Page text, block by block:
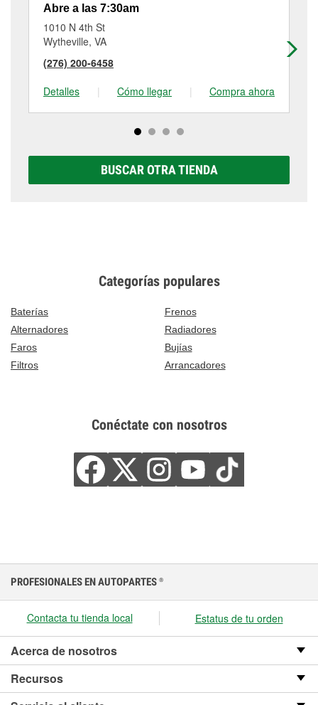
Abre a las 7:30am
1010 N 4th St
Wytheville, VA
(276) 200-6458
Detalles
| Cómo llegar | Compra ahora
BUSCAR OTRA TIENDA
Categorías populares
Baterías
Frenos
Alternadores
Radiadores
Faros
Bujías
Filtros
Arrancadores
Conéctate con nosotros
PROFESIONALES EN AUTOPARTES ®
Contacta tu tienda local Estatus de tu orden
Acerca de nosotros
Recursos